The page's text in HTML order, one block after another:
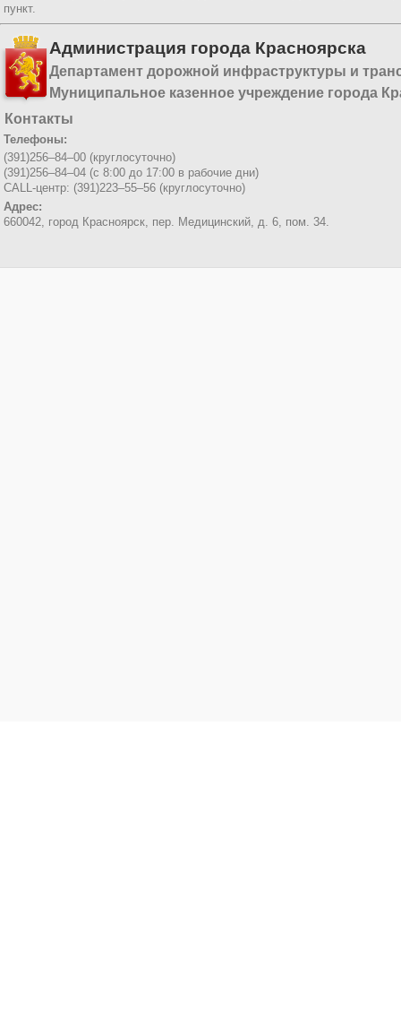
пункт.
Администрация города Красноярска
Департамент дорожной инфраструктуры и
Муниципальное казенное учреждение города
Контакты
Телефоны:
(391)256–84–00 (круглосуточно)
(391)256–84–04 (с 8:00 до 17:00 в рабочие дни)
CALL-центр: (391)223–55–56 (круглосуточно)
Адрес:
660042, город Красноярск, пер. Медицинский, д. 6, пом. 34.